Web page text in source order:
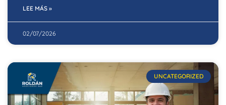
LEE MÁS »
02/07/2026
UNCATEGORIZED